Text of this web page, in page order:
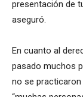
presentación de
aseguró.
En cuanto al
pasado muchos
no se practicaron